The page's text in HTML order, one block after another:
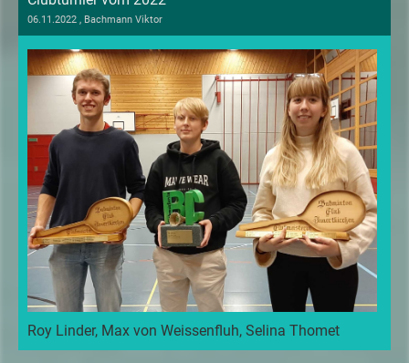
06.11.2022 , Bachmann Viktor
Roy Linder, Max von Weissenfluh, Selina Thomet